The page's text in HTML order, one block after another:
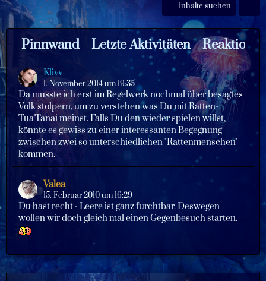
Inhalte suchen
Pinnwand Letzte Aktivitäten
Klivv
1. November 2014 um 19:35
Da musste ich erst im Regelwerk nochmal über besagtes
Volk stolpern, um zu verstehen was Du mit Ratten-
Tua'Tanai meinst. Falls Du den wieder spielen willst,
könnte es gewiss zu einer interessanten Begegnung
zwischen zwei so unterschiedlichen "Rattenmenschen"
kommen.
Valea
15. Februar 2010 um 16:29
Du hast recht - Leere ist ganz furchtbar. Deswegen
wollen wir doch gleich mal einen Gegenbesuch starten.